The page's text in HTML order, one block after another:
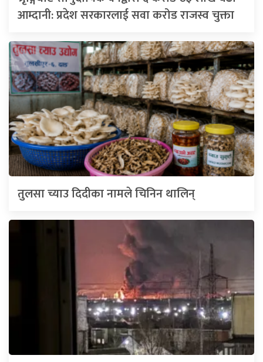
आम्दानी: प्रदेश सरकारलाई सवा करोड राजस्व चुक्ता
तुलसा च्याउ दिदीका नामले चिनिन थालिन्